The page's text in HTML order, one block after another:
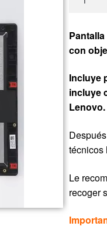
con
Incluye
incluye
Lenovo.
técnicos
Le
recoger